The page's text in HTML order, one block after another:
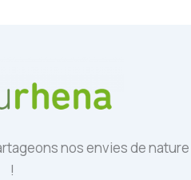
nos envies de nature
!